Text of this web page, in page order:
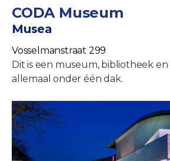
CODA Museum
Musea
Vosselmanstraat 299
Dit is een museum, bibliotheek en
allemaal onder één dak.